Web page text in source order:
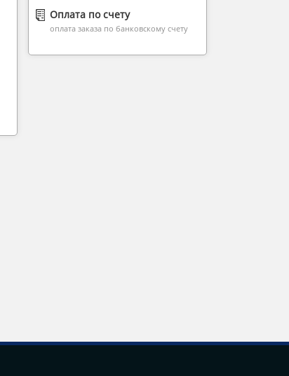
Оплата по счету
оплата заказа по банковскому счету